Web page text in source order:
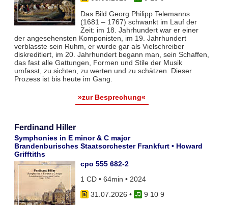
Das Bild Georg Philipp Telemanns
(1681 – 1767) schwankt im Lauf der
Zeit: im 18. Jahrhundert war er einer
der angesehensten Komponisten, im 19. Jahrhundert
verblasste sein Ruhm, er wurde gar als Vielschreiber
diskreditiert, im 20. Jahrhundert begann man, sein Schaffen,
das fast alle Gattungen, Formen und Stile der Musik
umfasst, zu sichten, zu werten und zu schätzen. Dieser
Prozess ist bis heute im Gang.
»zur Besprechung«
Ferdinand Hiller
Symphonies in E minor & C major
Brandenburisches Staatsorchester Frankfurt • Howard
Grifftiths
cpo 555 682-2
1 CD • 64min • 2024
31.07.2026 •
9 10 9